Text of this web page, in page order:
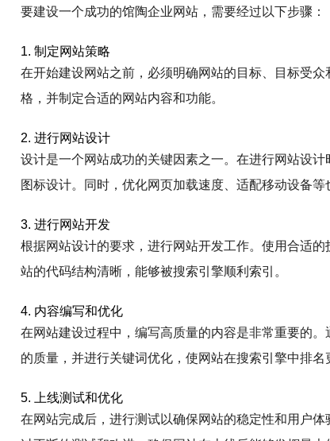
要建设一个成功的馆陶企业网站，需要经过以下步骤：
1. 制定网站策略
在开始建设网站之前，必须明确网站的目标、目标受
格，并制定合适的网站内容和功能。
2. 进行网站设计
设计是一个网站成功的关键因素之一。在进行网站设
图标设计。同时，优化网页加载速度、适配移动设备等
3. 进行网站开发
根据网站设计的要求，进行网站开发工作。使用合适
站的代码结构清晰，能够被搜索引擎顺利索引。
4. 内容编写和优化
在网站建设过程中，编写高质量的内容是非常重要的
的质量，并进行关键词优化，使网站在搜索引擎中排名
5. 上线测试和优化
在网站完成后，进行测试以确保网站的稳定性和用户